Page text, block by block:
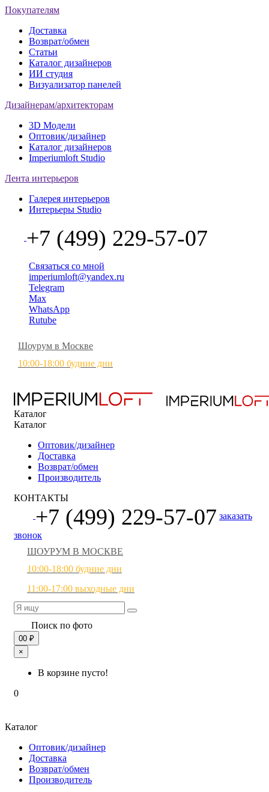
Покупателям
Доставка
Возврат/обмен
Статьи
Каталог дизайнеров
ИИ студия
Визуализатор панелей
Дизайнерам/архитекторам
3D Модели
Оптовик/дизайнер
Каталог дизайнеров
Imperiumloft Studio
Лента интерьеров
Галерея интерьеров
Интерьеры Studio
+7 (499) 229-57-07
Связаться со мной
imperiumloft@yandex.ru
Telegram
Max
WhatsApp
Rutube
Шоурум в Москве
10:00-18:00 будние дни
Каталог
Каталог
Оптовик/дизайнер
Доставка
Возврат/обмен
Производитель
КОНТАКТЫ
+7 (499) 229-57-07 заказать
звонок
ШОУРУМ В МОСКВЕ
10:00-18:00 будние дни
11:00-17:00 выходные дни
Поиск по фото
00 ₽
×
В корзине пусто!
0
Каталог
Оптовик/дизайнер
Доставка
Возврат/обмен
Производитель